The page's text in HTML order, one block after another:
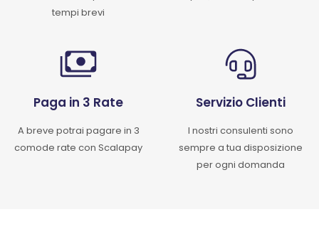
tempi brevi
Paga in 3 Rate
A breve potrai pagare in 3
comode rate con Scalapay
Servizio Clienti
I nostri consulenti sono
sempre a tua disposizione
per ogni domanda